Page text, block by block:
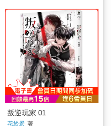
叛逆玩家 01
花於景 著